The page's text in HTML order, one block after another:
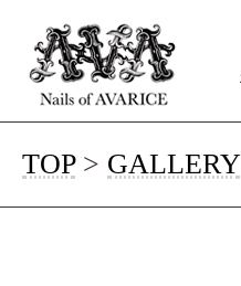
TOP> GALLERY